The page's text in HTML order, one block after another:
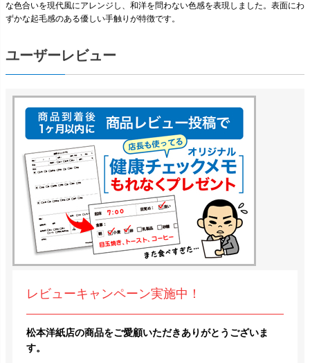
な色合いを現代風にアレンジし、和洋を問わない色感を表現しました。表面にわ
ずかな起毛感のある優しい手触りが特徴です。
ユーザーレビュー
レビューキャンペーン実施中！
松本洋紙店の商品をご愛顧いただきありがとうございま
す。